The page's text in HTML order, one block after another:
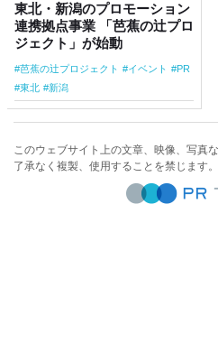
東北・新潟のプロモーション
連携拠点事業 「芭蕉の辻プロ
ジェクト」が始動
芭蕉の辻プロジェクト イベント
PR
東北
新潟
このウェブサイト上の文章、映像、写真
了承なく複製、使用することを禁じます。